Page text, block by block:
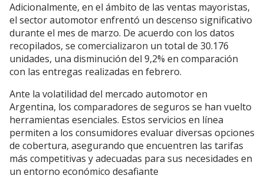
Adicionalmente, en el ámbito de las ventas mayoristas,
el sector automotor enfrentó un descenso significativo
durante el mes de marzo. De acuerdo con los datos
recopilados, se comercializaron un total de 30.176
unidades, una disminución del 9,2% en comparación
con las entregas realizadas en febrero.
Ante la volatilidad del mercado automotor en
Argentina, los comparadores de seguros se han vuelto
herramientas esenciales. Estos servicios en línea
permiten a los consumidores evaluar diversas opciones
de cobertura, asegurando que encuentren las tarifas
más competitivas y adecuadas para sus necesidades en
un entorno económico desafiante